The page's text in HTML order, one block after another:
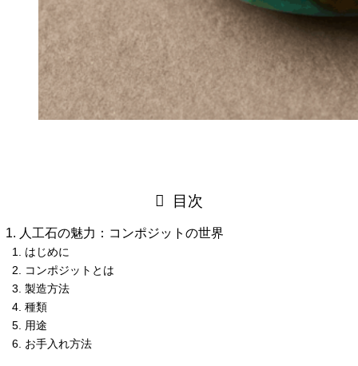
目次
人工石の魅力：コンポジットの世界
はじめに
コンポジットとは
製造方法
種類
用途
お手入れ方法